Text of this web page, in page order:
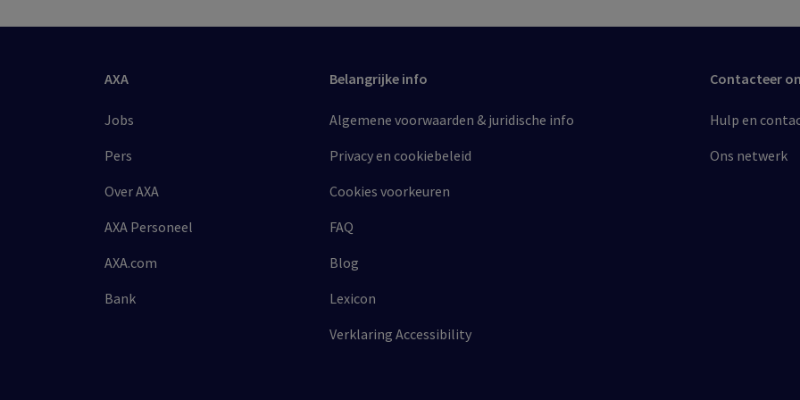
AXA
Jobs
Pers
Over AXA
AXA Personeel
AXA.com
Bank
Belangrijke info
Algemene voorwaarden & juridische info​
Privacy en cookiebeleid​
Cookies voorkeuren
FAQ
Blog
Lexicon
Verklaring Accessibility
Contacteer
Hulp en
Ons netwerk